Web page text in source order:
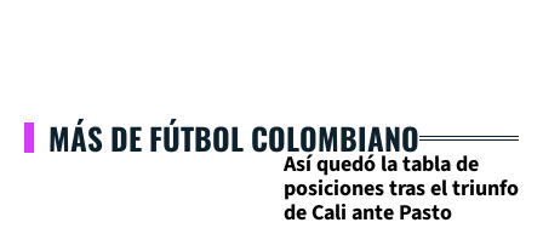
MÁS DE FÚTBOL COLOMBIANO
Así quedó la tabla de
posiciones tras el triunfo
de Cali ante Pasto